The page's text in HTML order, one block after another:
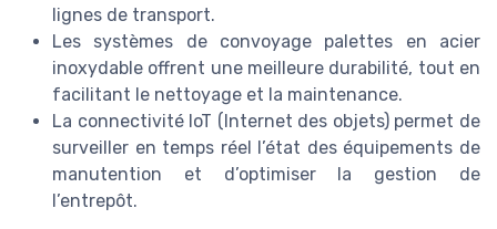
lignes de transport.
Les systèmes de convoyage palettes en acier
inoxydable offrent une meilleure durabilité, tout en
facilitant le nettoyage et la maintenance.
La connectivité IoT (Internet des objets) permet de
surveiller en temps réel l’état des équipements de
manutention et d’optimiser la gestion de
l’entrepôt.